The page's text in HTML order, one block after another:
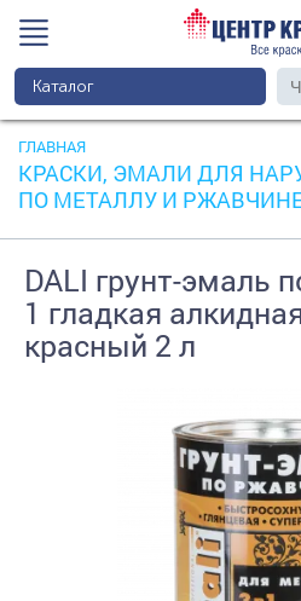
Каталог
ГЛАВНАЯ
КРАСКИ, ЭМАЛИ ДЛЯ
ПО МЕТАЛЛУ И
DALI грунт-эмаль
1 гладкая
красный 2 л